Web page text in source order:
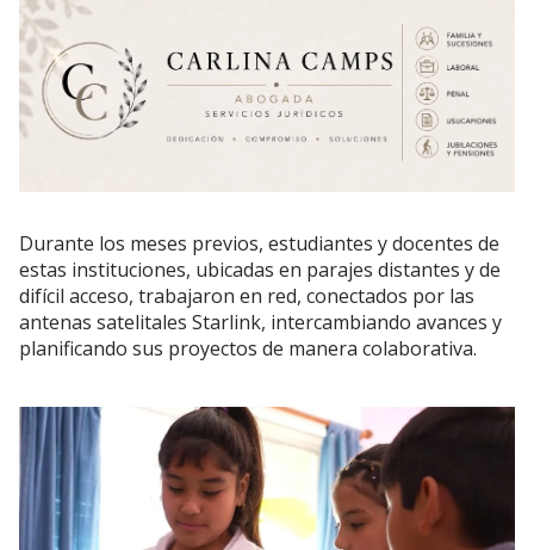
Durante los meses previos, estudiantes y docentes de
estas instituciones, ubicadas en parajes distantes y de
difícil acceso, trabajaron en red, conectados por las
antenas satelitales Starlink, intercambiando avances y
planificando sus proyectos de manera colaborativa.